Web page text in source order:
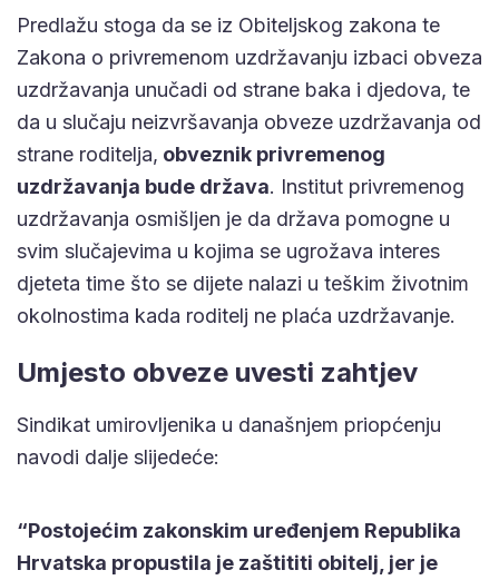
Predlažu stoga da se iz Obiteljskog zakona te
Zakona o privremenom uzdržavanju izbaci obveza
uzdržavanja unučadi od strane baka i djedova, te
da u slučaju neizvršavanja obveze uzdržavanja od
strane roditelja, obveznik privremenog
uzdržavanja bude država. Institut privremenog
uzdržavanja osmišljen je da država pomogne u
svim slučajevima u kojima se ugrožava interes
djeteta time što se dijete nalazi u teškim životnim
okolnostima kada roditelj ne plaća uzdržavanje.
Umjesto obveze uvesti zahtjev
Sindikat umirovljenika u današnjem priopćenju
navodi dalje slijedeće:
“Postojećim zakonskim uređenjem Republika
Hrvatska propustila je zaštititi obitelj, jer je